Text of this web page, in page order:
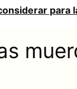
para